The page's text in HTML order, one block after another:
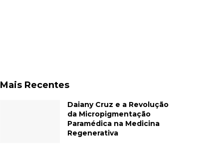
Mais Recentes
Daiany Cruz e a Revolução
da Micropigmentação
Paramédica na Medicina
Regenerativa